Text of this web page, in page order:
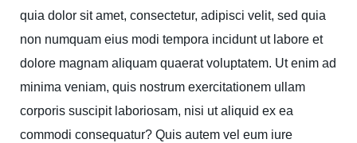
quia dolor sit amet, consectetur, adipisci velit, sed quia
non numquam eius modi tempora incidunt ut labore et
dolore magnam aliquam quaerat voluptatem. Ut enim ad
minima veniam, quis nostrum exercitationem ullam
corporis suscipit laboriosam, nisi ut aliquid ex ea
commodi consequatur? Quis autem vel eum iure